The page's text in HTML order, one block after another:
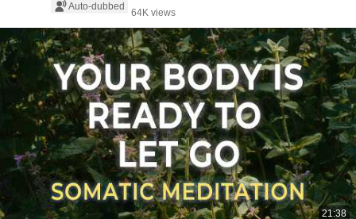
Auto-dubbed
64K views
21:38